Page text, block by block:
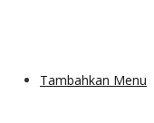
Tambahkan Menu